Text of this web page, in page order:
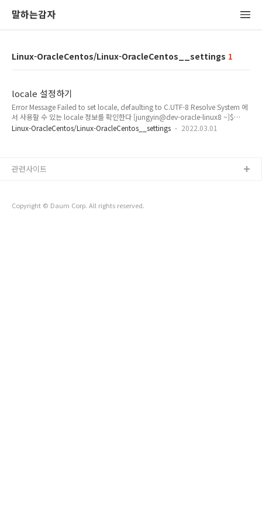
말하는감자
Linux-OracleCentos/Linux-OracleCentos__settings 1
locale 설정하기
Error Message Failed to set locale, defaulting to C.UTF-8 Resolve System 에
서 사용할 수 있는 locale 정보를 확인한다 [jungyin@dev-oracle-linux8 ~]$
locale -a locale: Cannot set LC_CTYPE to default locale: No such file or
Linux-OracleCentos/Linux-OracleCentos__settings 2022.03.01
Copyright © Daum Corp. All rights reserved.
관련사이트